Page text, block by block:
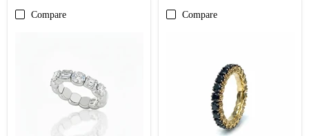
Compare Compare